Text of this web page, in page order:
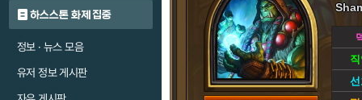
하스스톤 화제 집중
정보 · 뉴스 모음
유저 정보 게시판